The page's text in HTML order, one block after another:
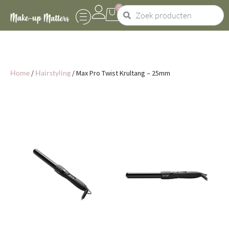
0
Home / Hairstyling / Max Pro Twist Krultang – 25mm